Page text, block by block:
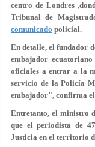
centro de Londres
Tribunal de
comunicado policial.
En detalle, el fundador
embajador
oficiales a entrar a la
servicio de la Policía
embajador", confirma
Entretanto, el ministro
que el periodista de
Justicia en el territorio